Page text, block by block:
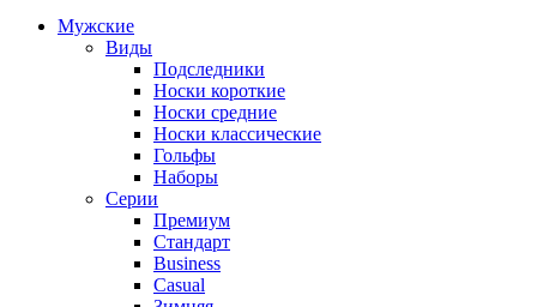
Мужские
Виды
Подследники
Носки короткие
Носки средние
Носки классические
Гольфы
Наборы
Серии
Премиум
Стандарт
Business
Casual